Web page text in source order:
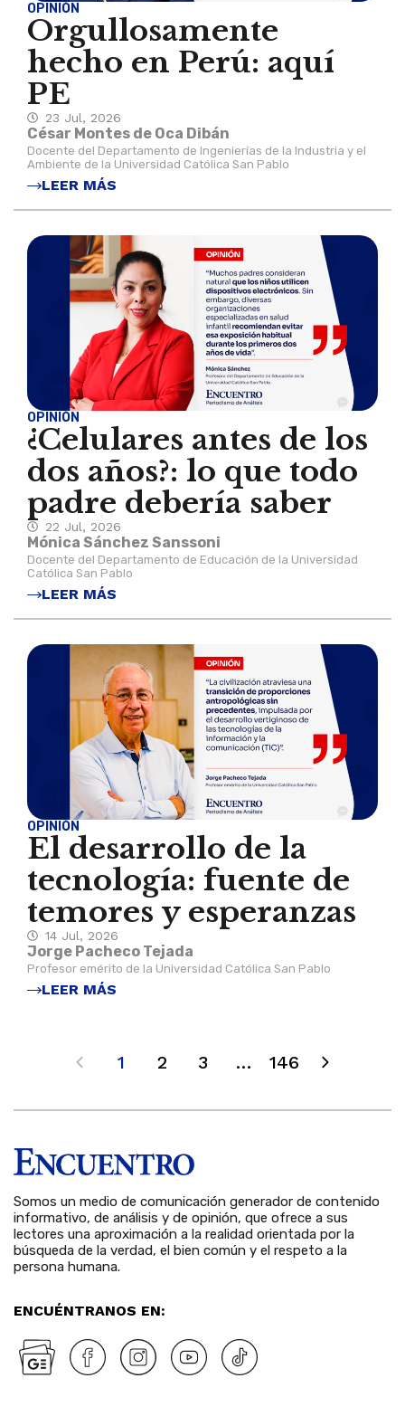
OPINIÓN
Orgullosamente
hecho en Perú: aquí
PE
23 Jul, 2026
César Montes de Oca Dibán
Docente del Departamento de Ingenierías de la Industria y el
Ambiente de la Universidad Católica San Pablo
LEER MÁS
OPINIÓN
¿Celulares antes de los
dos años?: lo que todo
padre debería saber
22 Jul, 2026
Mónica Sánchez Sanssoni
Docente del Departamento de Educación de la Universidad
Católica San Pablo
LEER MÁS
OPINIÓN
El desarrollo de la
tecnología: fuente de
temores y esperanzas
14 Jul, 2026
Jorge Pacheco Tejada
Profesor emérito de la Universidad Católica San Pablo
LEER MÁS
1 2 3 … 146
Somos un medio de comunicación generador de contenido
informativo, de análisis y de opinión, que ofrece a sus
lectores una aproximación a la realidad orientada por la
búsqueda de la verdad, el bien común y el respeto a la
persona humana.
ENCUÉNTRANOS EN: